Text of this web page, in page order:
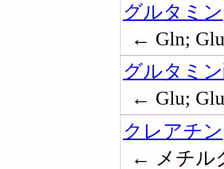
グルタミン
← Gln;
グルタミ
← Glu;
クレアチン
← メチル